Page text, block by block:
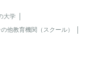
大学
の他教育機関（スクール）